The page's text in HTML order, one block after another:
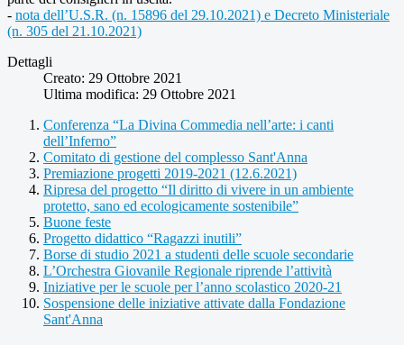
- nota dell’U.S.R. (n. 15896 del 29.10.2021) e Decreto Ministeriale
(n. 305 del 21.10.2021)
Dettagli
Creato: 29 Ottobre 2021
Ultima modifica: 29 Ottobre 2021
Conferenza “La Divina Commedia nell’arte: i canti
dell’Inferno”
Comitato di gestione del complesso Sant'Anna
Premiazione progetti 2019-2021 (12.6.2021)
Ripresa del progetto “Il diritto di vivere in un ambiente
protetto, sano ed ecologicamente sostenibile”
Buone feste
Progetto didattico “Ragazzi inutili”
Borse di studio 2021 a studenti delle scuole secondarie
L’Orchestra Giovanile Regionale riprende l’attività
Iniziative per le scuole per l’anno scolastico 2020-21
Sospensione delle iniziative attivate dalla Fondazione
Sant'Anna